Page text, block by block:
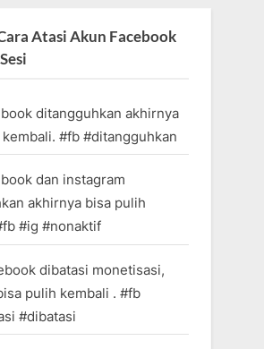
Atasi Akun Facebook
ditangguhkan akhirnya
#fb #ditangguhkan
dan instagram
akhirnya bisa pulih
#ig #nonaktif
dibatasi monetisasi,
pulih kembali . #fb
#dibatasi